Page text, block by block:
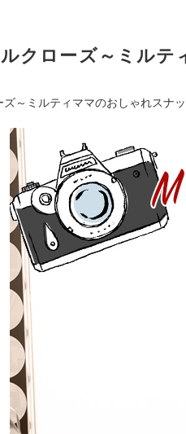
クローズ～ミルテ
ズ～ミルティママのおしゃれスナ